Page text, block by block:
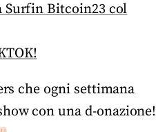
Surfin Bitcoin23 col
che ogni settimana
con una d-onazione!